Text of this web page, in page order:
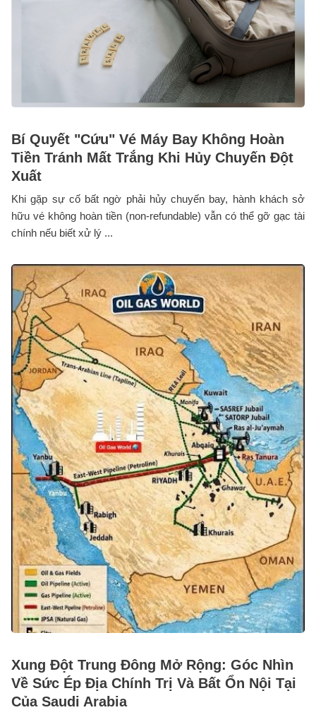
Bí Quyết "Cứu" Vé Máy Bay Không Hoàn
Tiền Tránh Mất Trắng Khi Hủy Chuyến Đột
Xuất
Khi gặp sự cố bất ngờ phải hủy chuyến bay, hành khách sở
hữu vé không hoàn tiền (non-refundable) vẫn có thể gỡ gạc tài
chính nếu biết xử lý ...
Xung Đột Trung Đông Mở Rộng: Góc Nhìn
Về Sức Ép Địa Chính Trị Và Bất Ổn Nội Tại
Của Saudi Arabia